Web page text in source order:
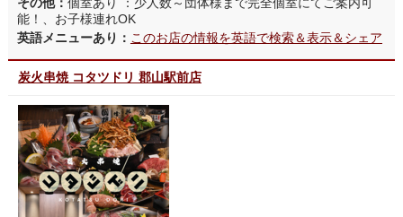
能！、お子様連れOK
英語メニューあり： このお店の情報を英語で検索＆表示＆シェア
炭火串焼 コタツドリ 郡山駅前店